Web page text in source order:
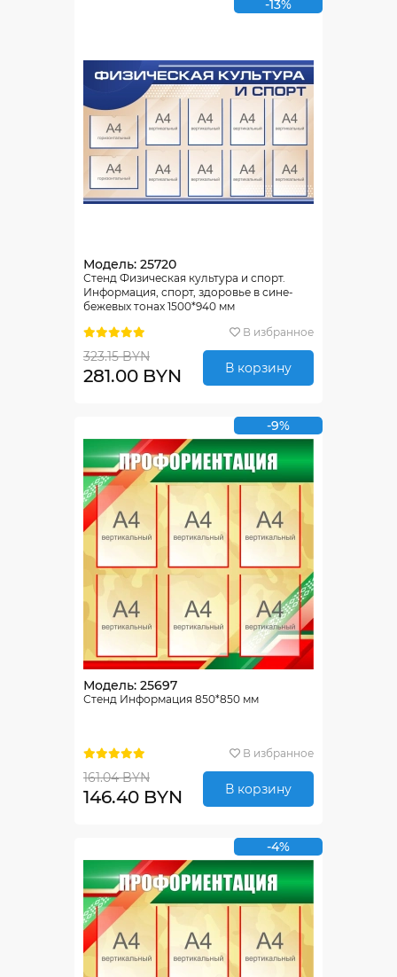
-13%
Модель: 25720
Стенд Физическая культура и спорт.
Информация, спорт, здоровье в сине-
бежевых тонах 1500*940 мм
В избранное
323.15 BYN
281.00 BYN В корзину
-9%
Модель: 25697
Стенд Информация 850*850 мм
В избранное
161.04 BYN
146.40 BYN В корзину
-4%